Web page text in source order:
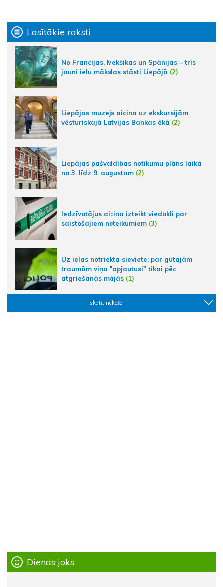
Lasītākie raksti
No Francijas, Meksikas un Spānijas – trīs
jauni ielu mākslas stāsti Liepājā (2)
Liepājas muzejs aicina uz ekskursijām
vēsturiskajā Latvijas Bankas ēkā (2)
Liepājas pašvaldības notikumu plāns laikā
no 3. līdz 9. augustam (2)
Iedzīvotājus aicina izteikt viedokli par
saistošajiem noteikumiem (3)
Uz ielas notriekta sieviete; par gūtajām
traumām viņa "apjautusi" tikai pēc
atgriešanās mājās (1)
skatīt nākošo
Dienas joks